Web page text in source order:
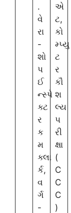
.
વે
રા
-
શો
પ
ઈ
ન્સ્પે
ક્ટ
ર
ક
મ
ક્લા
ર્ક,
વ
ર્ગ
-
એ
ટ,
કો
મ્પ્યુ
ટ
ર
કૌ
શ
લ્ય
પ
રી
ક્ષા
(
C
C
C
)